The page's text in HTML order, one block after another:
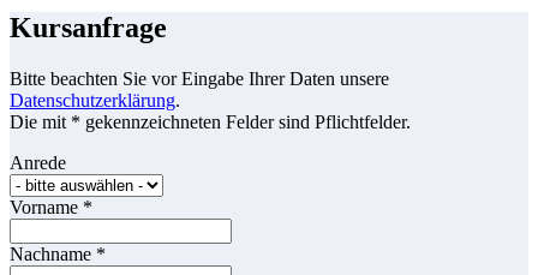
Kursanfrage
Bitte beachten Sie vor Eingabe Ihrer Daten unsere
Datenschutzerklärung.
Die mit * gekennzeichneten Felder sind Pflichtfelder.
Anrede
Vorname *
Nachname *